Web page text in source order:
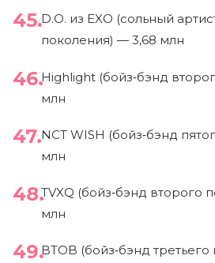
D.O. из EXO (сольный
поколения) — 3,68 млн
Highlight (бойз‑бэнд
млн
NCT WISH (бойз‑бэнд
млн
TVXQ (бойз‑бэнд второго
млн
BTOB (бойз‑бэнд